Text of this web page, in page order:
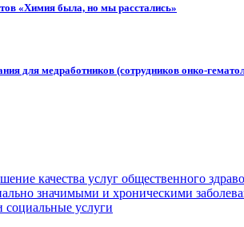
«Химия была, но мы расстались»
для медработников (сотрудников онко-
качества услуг общественного
значимыми и хроническими
социальные услуги